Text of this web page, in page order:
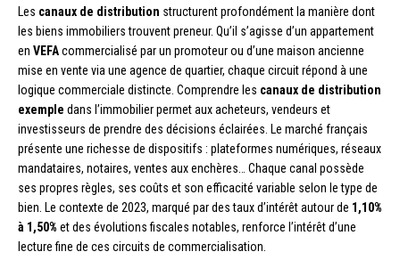
Les canaux de distribution structurent profondément la manière dont
les biens immobiliers trouvent preneur. Qu’il s’agisse d’un appartement
en VEFAcommercialisé par un promoteur ou d’une maison ancienne
mise en vente via une agence de quartier, chaque circuit répond à une
logique commerciale distincte. Comprendre les canaux de distribution
exemple dans l’immobilier permet aux acheteurs, vendeurs et
investisseurs de prendre des décisions éclairées. Le marché français
présente une richesse de dispositifs : plateformes numériques, réseaux
mandataires, notaires, ventes aux enchères… Chaque canal possède
ses propres règles, ses coûts et son efficacité variable selon le type de
bien. Le contexte de 2023, marqué par des taux d’intérêt autour de 1,10%
à 1,50% et des évolutions fiscales notables, renforce l’intérêt d’une
lecture fine de ces circuits de commercialisation.